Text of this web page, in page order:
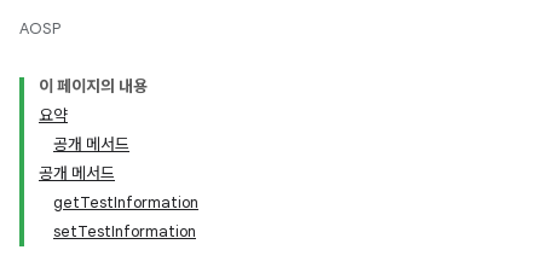
AOSP
이 페이지의 내용
요약
공개 메서드
공개 메서드
getTestInformation
setTestInformation